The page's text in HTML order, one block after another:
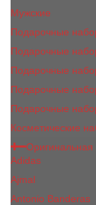
Мужские
Подарочные
Подарочные
Подарочные
Подарочные
Подарочные
Косметические
Adidas
Ajmal
Antonio Banderas